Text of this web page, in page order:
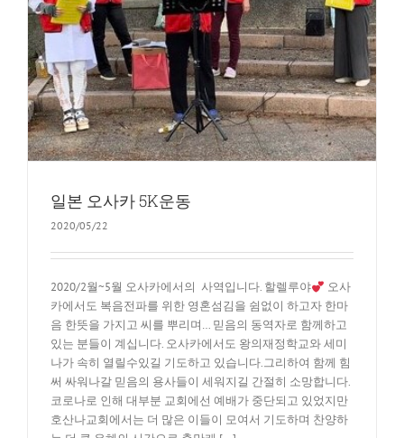
일본 오사카 5K운동
2020/05/22
2020/2월~5월 오사카에서의 사역입니다. 할렐루야
오사
카에서도 복음전파를 위한 영혼섬김을 쉼없이 하고자 한마
음 한뜻을 가지고 씨를 뿌리며… 믿음의 동역자로 함께하고
있는 분들이 계십니다. 오사카에서도 왕의재정학교와 세미
나가 속히 열릴수있길 기도하고 있습니다.그리하여 함께 힘
써 싸워나갈 믿음의 용사들이 세워지길 간절히 소망합니다.
코로나로 인해 대부분 교회에선 예배가 중단되고 있었지만
호산나교회에서는 더 많은 이들이 모여서 기도하며 찬양하